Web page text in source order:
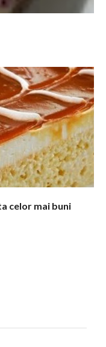
celor mai buni